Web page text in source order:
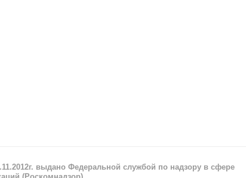
выдано Федеральной службой по надзору в сфере